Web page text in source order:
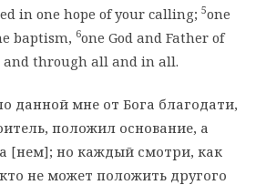
in one hope of your calling; 5one
baptism, 6one God and Father of
through all and in all.
данной мне от Бога благодати,
положил основание, а
[нем]; но каждый смотри, как
не может положить другого